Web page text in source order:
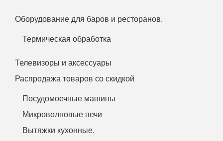
Оборудование для баров и ресторанов.
Термическая обработка
Телевизоры и аксессуары
Распродажа товаров со скидкой
Посудомоечные машины
Микроволновые печи
Вытяжки кухонные.